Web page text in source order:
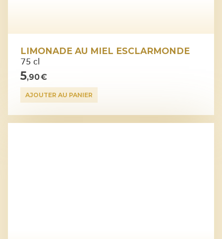
LIMONADE AU MIEL ESCLARMONDE
75 cl
5,90 €
AJOUTER AU PANIER